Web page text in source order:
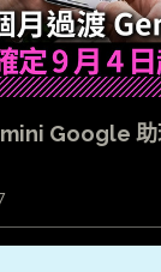
Google 助